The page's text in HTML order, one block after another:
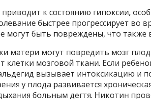
к состоянию гипоксии,
быстрее прогрессирует во
могут быть повреждены, что также
матери могут повредить мозг
клетки мозговой ткани. Если
вызывает интоксикацию и
у плода развивается
больным дегтя. Никотин